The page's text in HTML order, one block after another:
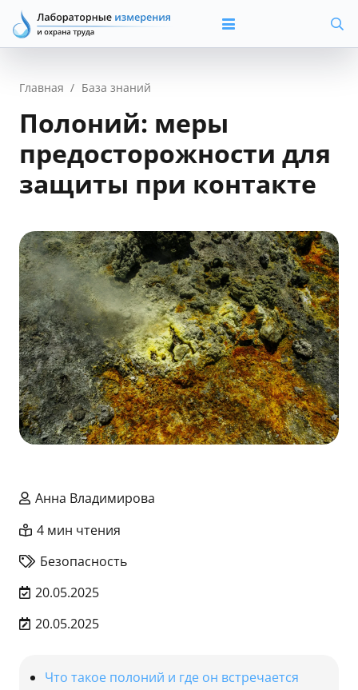
Главная / База знаний
Полоний: меры
предосторожности для
защиты при контакте
Анна Владимирова
4 мин чтения
Безопасность
20.05.2025
20.05.2025
Что такое полоний и где он встречается